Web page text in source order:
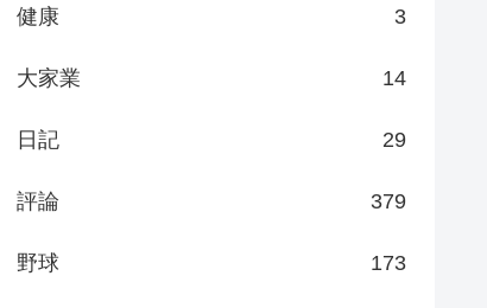
健康 3
大家業 14
日記 29
評論 379
野球 173